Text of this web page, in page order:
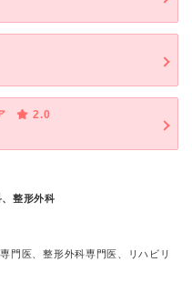
2.0
整形外科
門医、整形外科専門医、リハビリ